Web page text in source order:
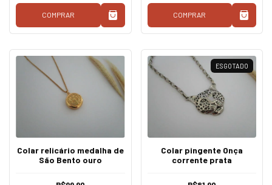
COMPRAR COMPRAR
Colar relicário medalha de
São Bento ouro
ESGOTADO
Colar pingente Onça
corrente prata